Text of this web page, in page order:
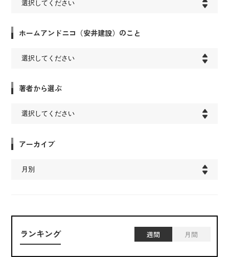
ホームアンドニコ（安井建設）のこと
著者から選ぶ
アーカイブ
ランキング 週間 月間